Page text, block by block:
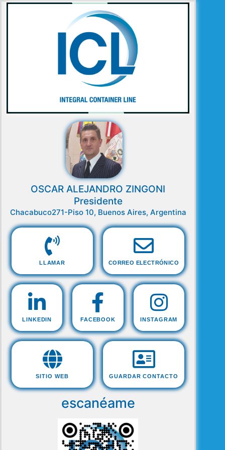
OSCAR ALEJANDRO ZINGONI
Presidente
Chacabuco271-Piso 10, Buenos Aires, Argentina
LLAMAR CORREO ELECTRÓNICO
LINKEDIN FACEBOOK INSTAGRAM
SITIO WEB GUARDAR CONTACTO
escanéame